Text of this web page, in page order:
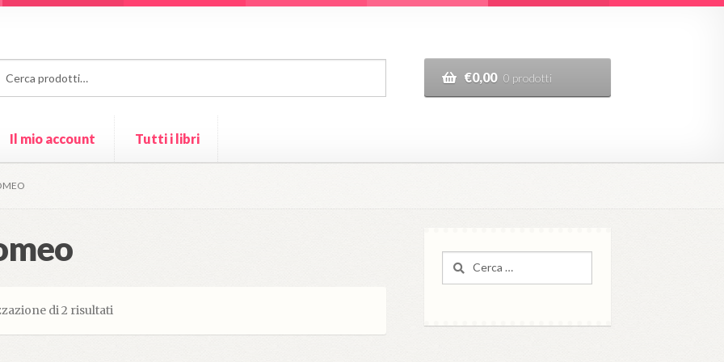
€0,00 0 prodotti
Il mio account Tutti i libri
di 2 risultati
per: